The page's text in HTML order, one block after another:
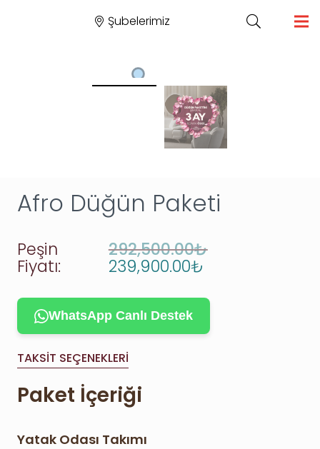
Şubelerimiz
Afro Düğün Paketi
Peşin
Fiyatı:
292,500.00₺
Orijinal
292,500.00₺.
239,900.00₺
fiyat:
WhatsApp Canlı Destek
TAKSIT SEÇENEKLERI
Paket İçeriği
Yatak Odası Takımı